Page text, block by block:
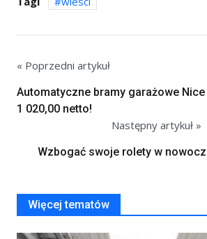
« Poprzedni artykuł
Automatyczne bramy garażowe
1 020,00 netto!
Następny artykuł »
Wzbogać swoje rolety w
Więcej tematów